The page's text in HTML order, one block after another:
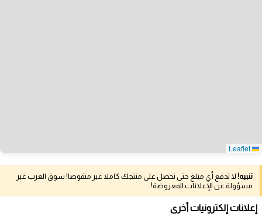
تنبيه! لا تدفع أي مبلغ حتى تحصل على منتجك كاملا غير منقوصا! سوق العرب غير
مسؤولة عن الإعلانات المعروضة!
إعلانات إلكترونيات أخرى